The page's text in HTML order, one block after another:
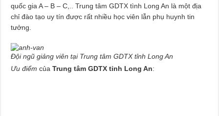
quốc gia A – B – C,.. Trung tâm GDTX tình Long An là một địa
chỉ đào tạo uy tín được rất nhiều học viên lẫn phụ huynh tin
tưởng.
Đội ngũ giảng viên tại Trung tâm GDTX tỉnh Long An
Ưu điểm củaTrung tâm GDTX tỉnh Long An: